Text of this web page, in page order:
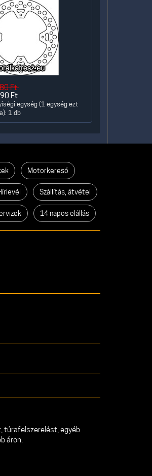
Ft
Ft
egység (1 egység ezt
1 db
Motorkereső
Szállítás, átvétel
14 napos elállás
túrafelszerelést, egyéb
áron.